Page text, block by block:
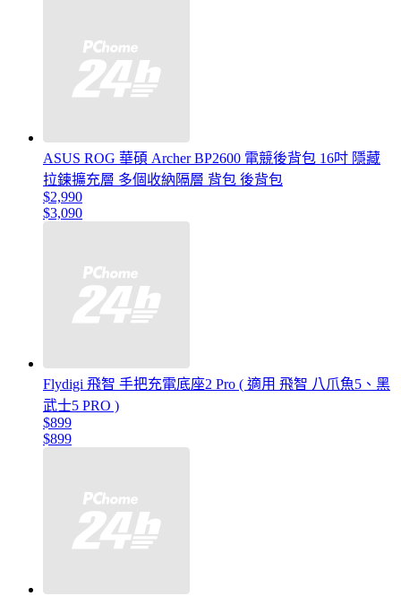
ASUS ROG 華碩 Archer BP2600 電競後背包 16吋 隱藏
拉鍊擴充層 多個收納隔層 背包 後背包
$2,990
$3,090
Flydigi 飛智 手把充電底座2 Pro ( 適用 飛智 八爪魚5、黑
武士5 PRO )
$899
$899